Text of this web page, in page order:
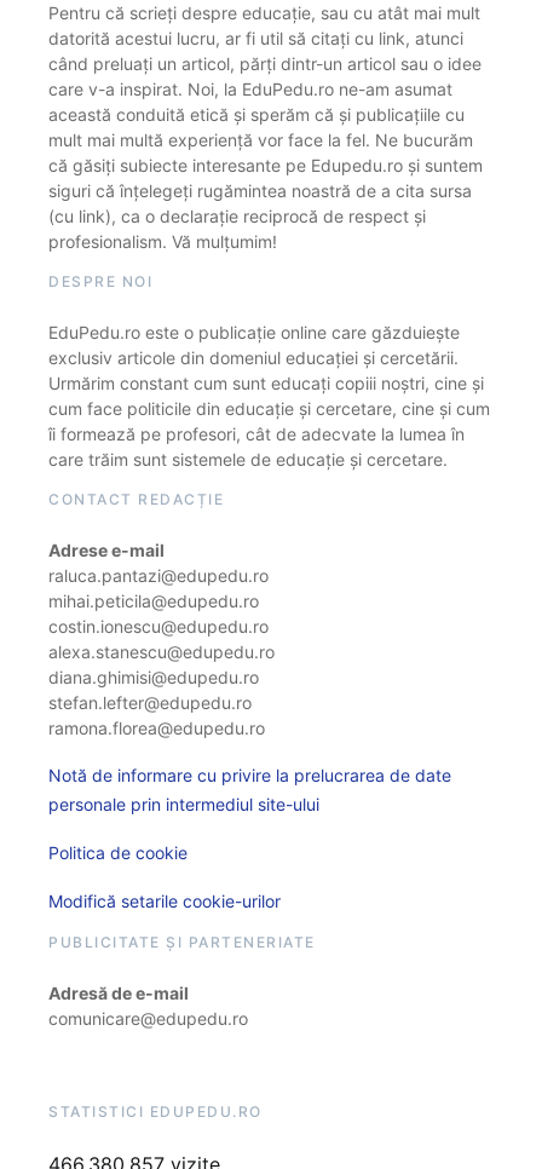
Pentru că scrieți despre educație, sau cu atât mai mult
datorită acestui lucru, ar fi util să citați cu link, atunci
când preluați un articol, părți dintr-un articol sau o idee
care v-a inspirat. Noi, la EduPedu.ro ne-am asumat
această conduită etică și sperăm că și publicațiile cu
mult mai multă experiență vor face la fel. Ne bucurăm
că găsiți subiecte interesante pe Edupedu.ro și suntem
siguri că înțelegeți rugămintea noastră de a cita sursa
(cu link), ca o declarație reciprocă de respect și
profesionalism. Vă mulțumim!
DESPRE NOI
EduPedu.ro este o publicație online care găzduiește
exclusiv articole din domeniul educației și cercetării.
Urmărim constant cum sunt educați copiii noștri, cine și
cum face politicile din educație și cercetare, cine și cum
îi formează pe profesori, cât de adecvate la lumea în
care trăim sunt sistemele de educație și cercetare.
CONTACT REDACȚIE
Adrese e-mail
raluca.pantazi@edupedu.ro
mihai.peticila@edupedu.ro
costin.ionescu@edupedu.ro
alexa.stanescu@edupedu.ro
diana.ghimisi@edupedu.ro
stefan.lefter@edupedu.ro
ramona.florea@edupedu.ro
Notă de informare cu privire la prelucrarea de date
personale prin intermediul site-ului
Politica de cookie
Modifică setarile cookie-urilor
PUBLICITATE ȘI PARTENERIATE
Adresă de e-mail
comunicare@edupedu.ro
STATISTICI EDUPEDU.RO
466.380.857 vizite